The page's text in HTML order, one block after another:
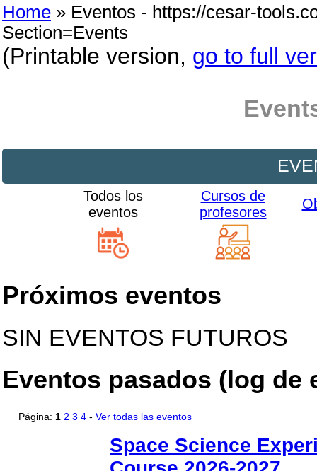
Home » Eventos - https://cesar-
Section=Events
(Printable version, go to full
Todos los
eventos
Cursos de
profesores
Próximos eventos
SIN EVENTOS FUTUROS
Eventos pasados (log de
Página: 1 2 3 4 - Ver todas las eventos
Space Science